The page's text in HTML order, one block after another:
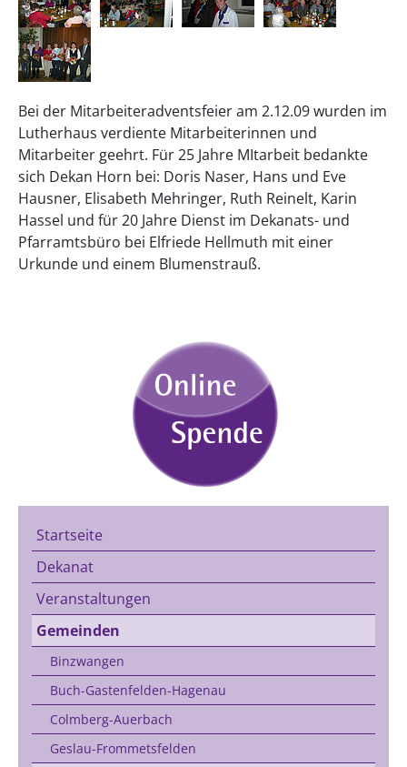
Bei der Mitarbeiteradventsfeier am 2.12.09 wurden im
Lutherhaus verdiente Mitarbeiterinnen und
Mitarbeiter geehrt. Für 25 Jahre MItarbeit bedankte
sich Dekan Horn bei: Doris Naser, Hans und Eve
Hausner, Elisabeth Mehringer, Ruth Reinelt, Karin
Hassel und für 20 Jahre Dienst im Dekanats- und
Pfarramtsbüro bei Elfriede Hellmuth mit einer
Urkunde und einem Blumenstrauß.
Startseite
Dekanat
Veranstaltungen
Gemeinden
Binzwangen
Buch-Gastenfelden-Hagenau
Colmberg-Auerbach
Geslau-Frommetsfelden